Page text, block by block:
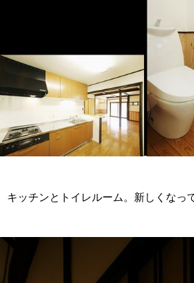
キッチンとトイレルーム。新しくなっ